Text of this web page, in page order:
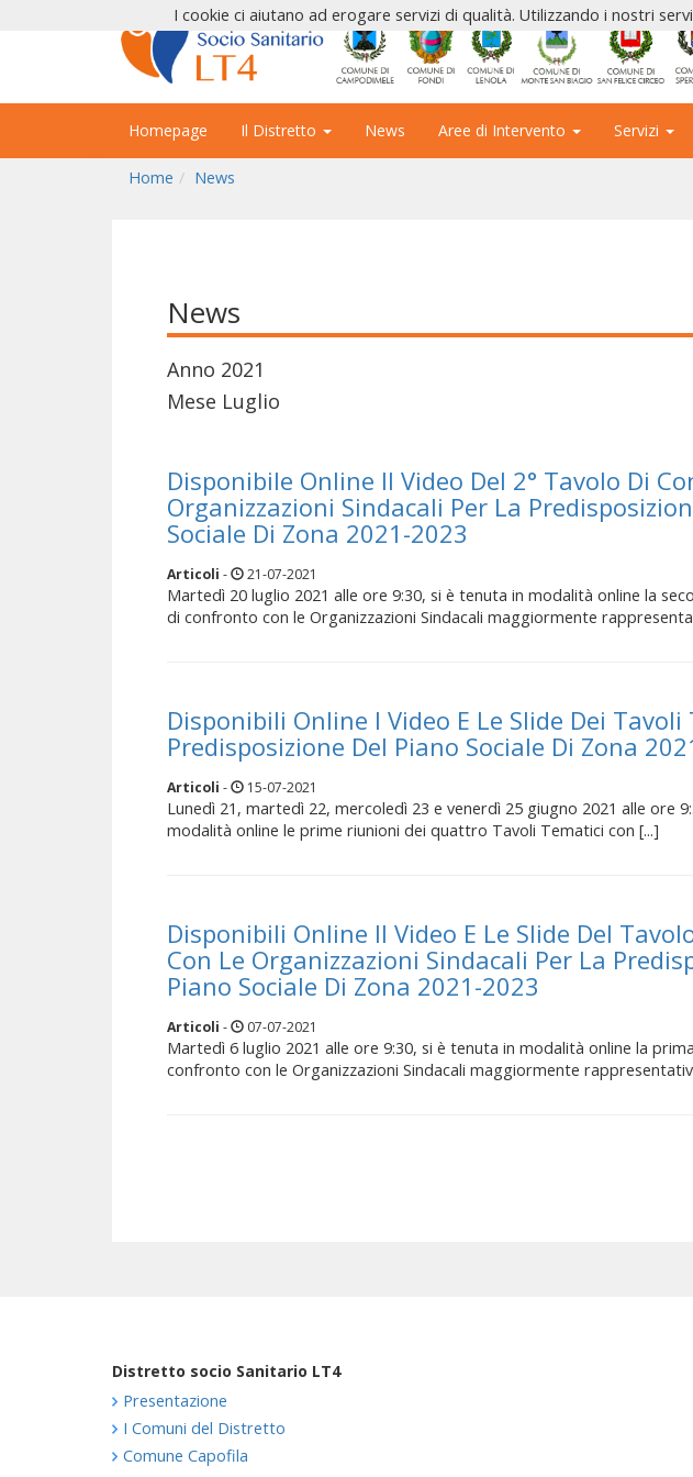
Homepage Il Distretto News Aree di Intervento Servizi
Home News
News
Anno 2021
Mese Luglio
Disponibile Online Il Video Del 2° Tavolo Di
Organizzazioni Sindacali Per La
Sociale Di Zona 2021-2023
Articoli - 21-07-2021
Martedì 20 luglio 2021 alle ore 9:30, si è tenuta in modalità online la
di confronto con le Organizzazioni Sindacali maggiormente
Disponibili Online I Video E Le Slide Dei Tavoli
Predisposizione Del Piano Sociale Di Zona
Articoli - 15-07-2021
Lunedì 21, martedì 22, mercoledì 23 e venerdì 25 giugno 2021 alle ore
modalità online le prime riunioni dei quattro Tavoli Tematici con [...]
Disponibili Online Il Video E Le Slide Del
Con Le Organizzazioni Sindacali Per La
Piano Sociale Di Zona 2021-2023
Articoli - 07-07-2021
Martedì 6 luglio 2021 alle ore 9:30, si è tenuta in modalità online la
confronto con le Organizzazioni Sindacali maggiormente
Distretto socio Sanitario LT4
Presentazione
I Comuni del Distretto
Comune Capofila
I cookie ci aiutano ad erogare servizi di qualità. Utilizzando i nostri